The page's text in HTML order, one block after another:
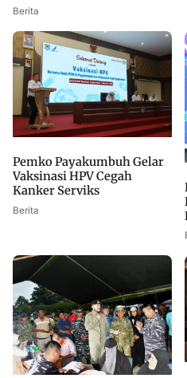
Berita
Pemko Payakumbuh Gelar
Vaksinasi HPV Cegah
Kanker Serviks
Berita